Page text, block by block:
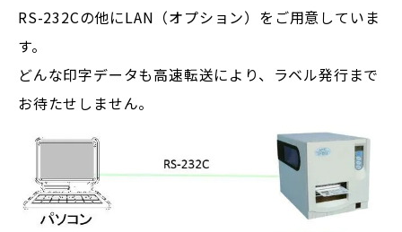
RS-232Cの他にLAN（オプション）をご用意していま
す。
どんな印字データも高速転送により、ラベル発行まで
お待たせしません。